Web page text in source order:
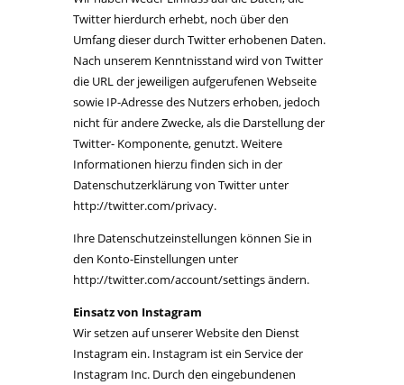
Twitter hierdurch erhebt, noch über den
Umfang dieser durch Twitter erhobenen Daten.
Nach unserem Kenntnisstand wird von Twitter
die URL der jeweiligen aufgerufenen Webseite
sowie IP-Adresse des Nutzers erhoben, jedoch
nicht für andere Zwecke, als die Darstellung der
Twitter- Komponente, genutzt. Weitere
Informationen hierzu finden sich in der
Datenschutzerklärung von Twitter unter
http://twitter.com/privacy.
Ihre Datenschutzeinstellungen können Sie in
den Konto-Einstellungen unter
http://twitter.com/account/settings ändern.
Einsatz von Instagram
Wir setzen auf unserer Website den Dienst
Instagram ein. Instagram ist ein Service der
Instagram Inc. Durch den eingebundenen